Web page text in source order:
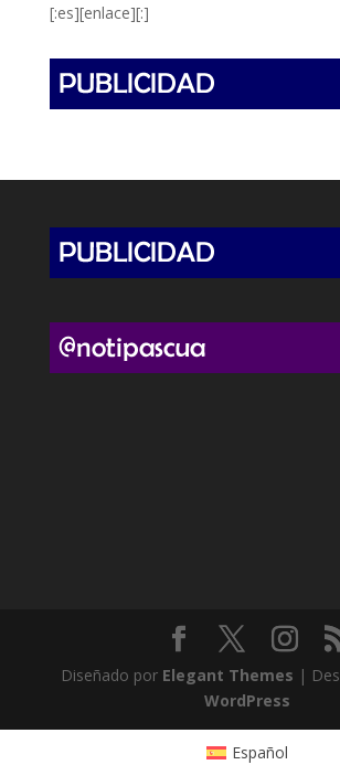
[:es][enlace][:]
Diseñado por Elegant Themes |
WordPress
Español